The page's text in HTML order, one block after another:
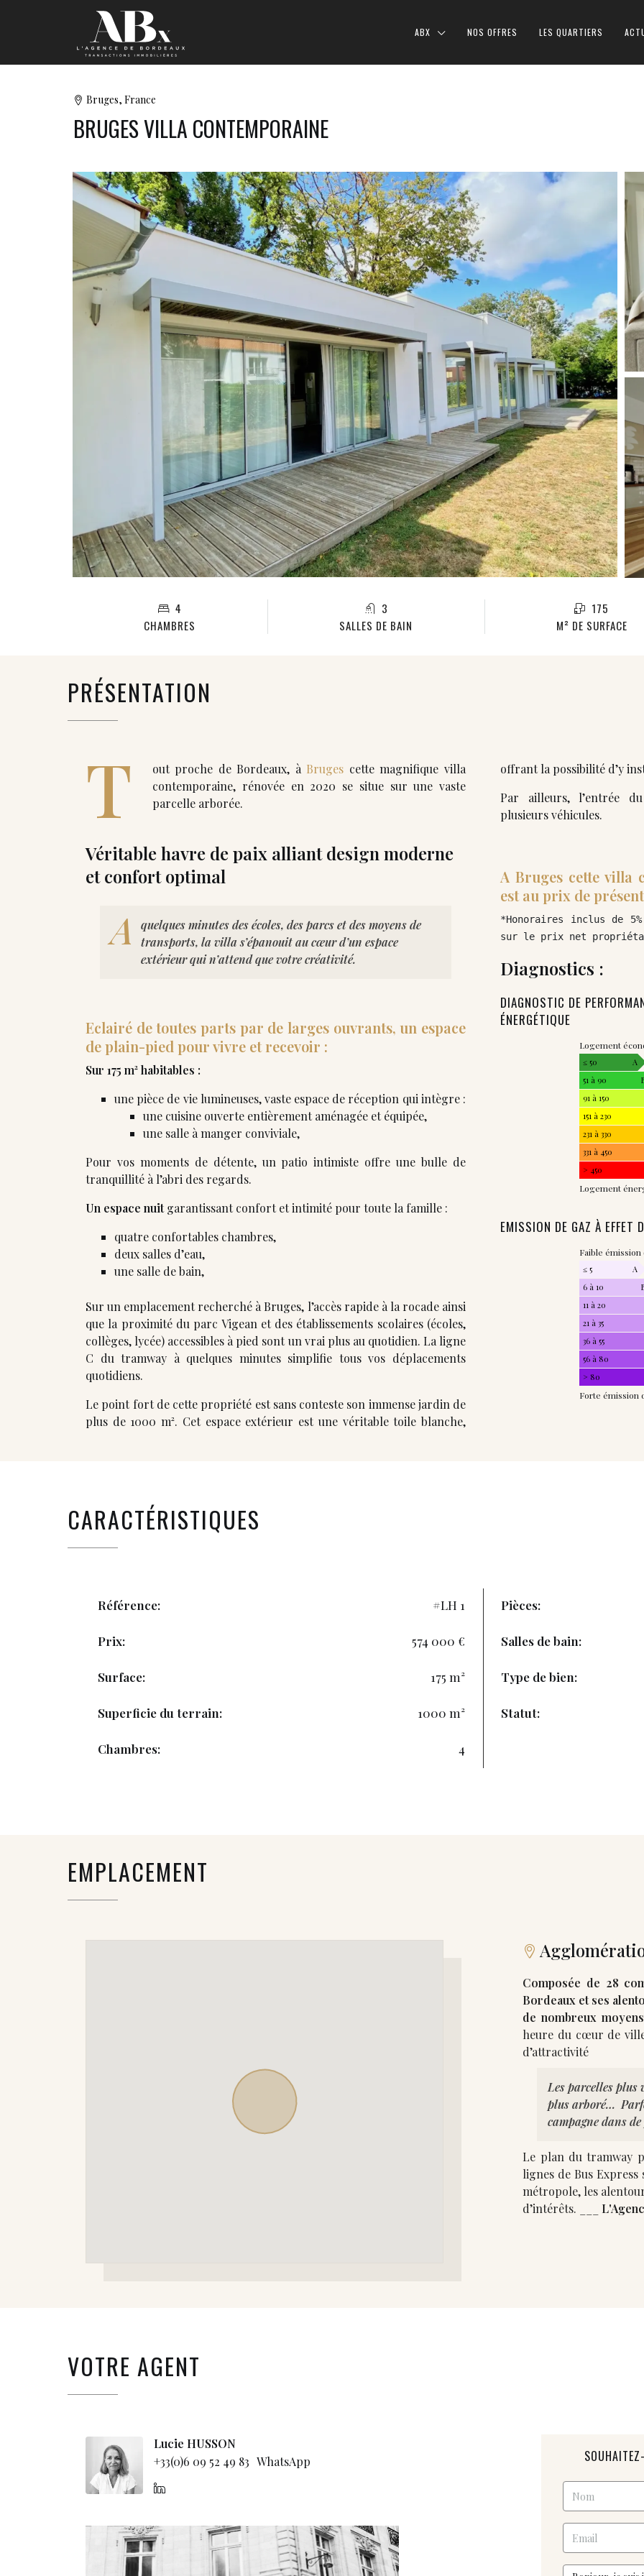
ABX NOS OFFRES LES QUARTIERS
Bruges, France
BRUGES VILLA CONTEMPORAINE
4
CHAMBRES
3
SALLES DE BAIN
175
M² DE SURFACE
PRÉSENTATION
T out proche de Bordeaux, à Bruges cette magnifique villa
contemporaine, rénovée en 2020 se situe sur une vaste
parcelle arborée.
Véritable havre de paix alliant design moderne
et confort optimal
A
quelques minutes des écoles, des parcs et des moyens de
transports, la villa s’épanouit au cœur d’un espace
extérieur qui n’attend que votre créativité.
Eclairé de toutes parts par de larges ouvrants, un espace
de plain-pied pour vivre et recevoir :
Sur 175 m² habitables :
une pièce de vie lumineuses, vaste espace de réception qui intègre :
une cuisine ouverte entièrement aménagée et équipée,
une salle à manger conviviale,
Pour vos moments de détente, un patio intimiste offre une bulle de
tranquillité à l’abri des regards.
Un espace nuitgarantissant confort et intimité pour toute la famille :
quatre confortables chambres,
deux salles d’eau,
une salle de bain,
Sur un emplacement recherché à Bruges, l’accès rapide à la rocade ainsi
que la proximité du parc Vigean et des établissements scolaires (écoles,
collèges, lycée) accessibles à pied sont un vrai plus au quotidien. La ligne
C du tramway à quelques minutes simplifie tous vos déplacements
quotidiens.
Le point fort de cette propriété est sans conteste son immense jardin de
plus de 1000 m². Cet espace extérieur est une véritable toile blanche,
offrant la possibilité d’y
Par ailleurs, l’entrée
plusieurs véhicules.
A Bruges cette villa
est au prix de
*Honoraires inclus de
sur le prix net
Diagnostics :
DIAGNOSTIC DE
ÉNERGÉTIQUE
Logement
≤ 50
A
51 à 90
91 à 150
151 à 230
231 à 330
331 à 450
> 450
Logement
EMISSION DE GAZ À EFFET
Faible émission
≤ 5
A
6 à 10
11 à 20
21 à 35
36 à 55
56 à 80
> 80
Forte émission
CARACTÉRISTIQUES
Référence: #LH 1
Prix: 574 000 €
Surface: 175 m²
Superficie du terrain: 1000 m²
Chambres: 4
Pièces:
Salles de bain:
Type de bien:
Statut:
EMPLACEMENT
Composée de 28
Bordeaux et ses
de nombreux
heure du cœur de
Les parcelles plus
plus arboré…
campagne dans
Le plan du tramway
lignes de Bus Express sont
métropole, les
VOTRE AGENT
Lucie HUSSON
+33(0)6 09 52 49 83 WhatsApp